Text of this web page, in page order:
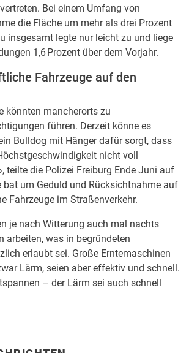
Bei einem Umfang von
die Fläche um mehr als drei Prozent
insgesamt legte nur leicht zu und liege
1,6 Prozent über dem Vorjahr.
Fahrzeuge auf den
könnten mancherorts zu
führen. Derzeit könne es
Bulldog mit Hänger dafür sorgt, dass
nicht voll
teilte die Polizei Freiburg Ende Juni auf
bat um Geduld und Rücksichtnahme auf
Fahrzeuge im Straßenverkehr.
je nach Witterung auch mal nachts
arbeiten, was in begründeten
erlaubt sei. Große Erntemaschinen
Lärm, seien aber effektiv und schnell.
– der Lärm sei auch schnell